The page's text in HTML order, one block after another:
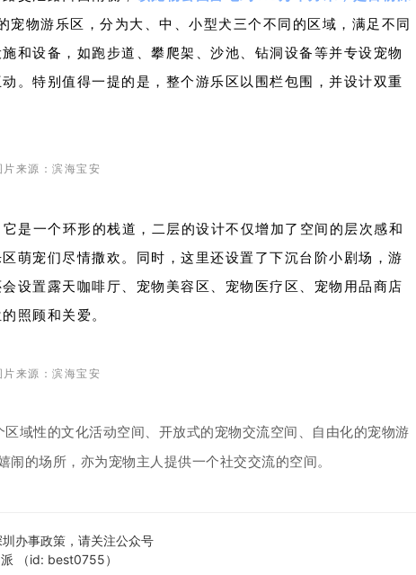
宠物游乐区，分为大、中、小型犬三个不同的区域，满足不同
和设备，如跑步道、攀爬架、沙池、钻洞设备等并专设宠物
。特别值得一提的是，整个游乐区以围栏包围，并设计双重
片来源：滨海宝安
它是一个环形的栈道，二层的设计不仅增加了空间的层次感和
萌宠们尽情撒欢。同时，这里还设置了下沉台阶小剧场，游
设置露天咖啡厅、宠物美容区、宠物医疗区、宠物用品商店
照顾和关爱。
片来源：滨海宝安
区域性的文化活动空间、开放式的宠物交流空间、自由化的宠物游
闹的场所， 亦为宠物主人提供一个社交交流的空间。
办事政策，请关注公众号
（id: best0755）